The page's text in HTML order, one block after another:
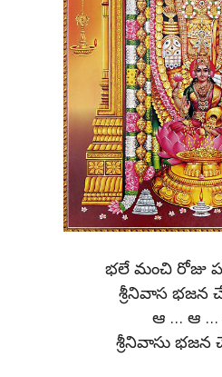
భలే మంచి రోజు
శ్రీనివాస భజన
ఆ … ఆ …
శ్రీనివాసు భజన